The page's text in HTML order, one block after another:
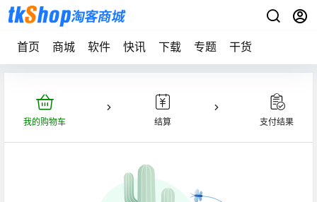
首页 商城 软件 快讯 下载 专题 干货
我的购物车 结算 支付结果